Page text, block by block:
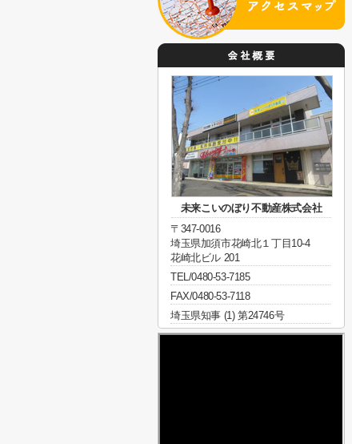
未来こいのぼり不動産株式会社
〒347-0016
埼玉県加須市花崎北１丁目10-4
花崎北ビル 201
TEL/0480-53-7185
FAX/0480-53-7118
埼玉県知事 (1) 第24746号